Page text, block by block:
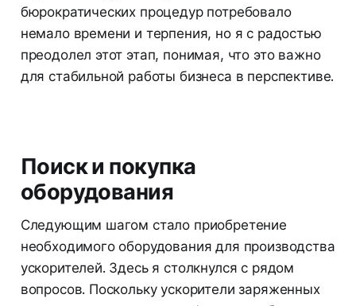
бюрократических процедур потребовало
немало времени и терпения, но я с радостью
преодолел этот этап, понимая, что это важно
для стабильной работы бизнеса в перспективе.
Поиск и покупка
оборудования
Следующим шагом стало приобретение
необходимого оборудования для производства
ускорителей. Здесь я столкнулся с рядом
вопросов. Поскольку ускорители заряженных